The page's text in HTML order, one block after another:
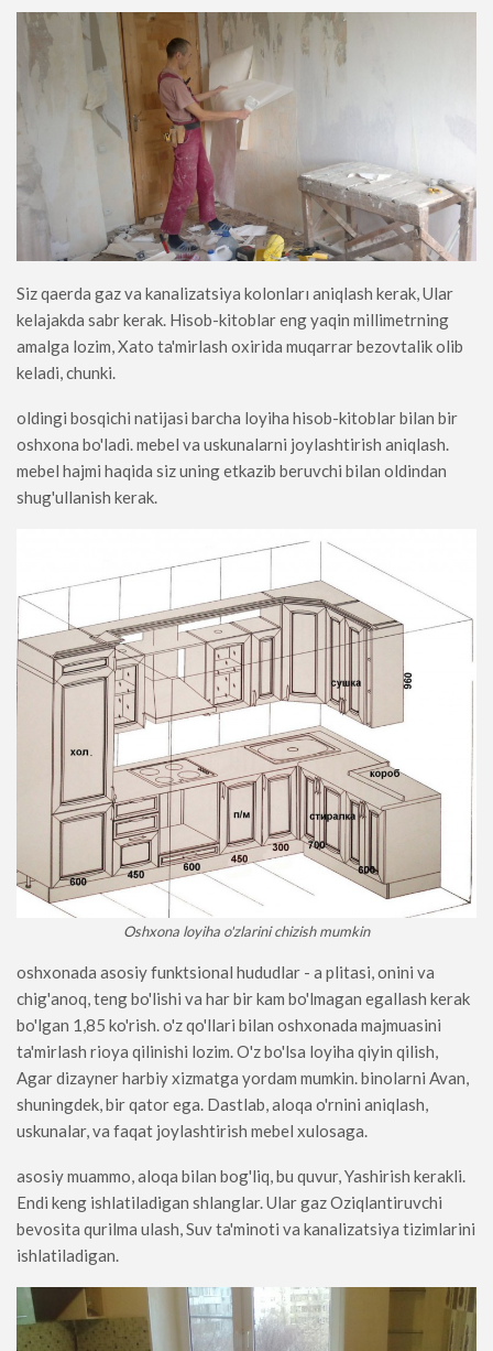
Siz qaerda gaz va kanalizatsiya kolonları aniqlash kerak, Ular
kelajakda sabr kerak. Hisob-kitoblar eng yaqin millimetrning
amalga lozim, Xato ta'mirlash oxirida muqarrar bezovtalik olib
keladi, chunki.
oldingi bosqichi natijasi barcha loyiha hisob-kitoblar bilan bir
oshxona bo'ladi. mebel va uskunalarni joylashtirish aniqlash.
mebel hajmi haqida siz uning etkazib beruvchi bilan oldindan
shug'ullanish kerak.
Oshxona loyiha o'zlarini chizish mumkin
oshxonada asosiy funktsional hududlar - a plitasi, onini va
chig'anoq, teng bo'lishi va har bir kam bo'lmagan egallash kerak
bo'lgan 1,85 ko'rish. o'z qo'llari bilan oshxonada majmuasini
ta'mirlash rioya qilinishi lozim. O'z bo'lsa loyiha qiyin qilish,
Agar dizayner harbiy xizmatga yordam mumkin. binolarni Avan,
shuningdek, bir qator ega. Dastlab, aloqa o'rnini aniqlash,
uskunalar, va faqat joylashtirish mebel xulosaga.
asosiy muammo, aloqa bilan bog'liq, bu quvur, Yashirish kerakli.
Endi keng ishlatiladigan shlanglar. Ular gaz Oziqlantiruvchi
bevosita qurilma ulash, Suv ta'minoti va kanalizatsiya tizimlarini
ishlatiladigan.